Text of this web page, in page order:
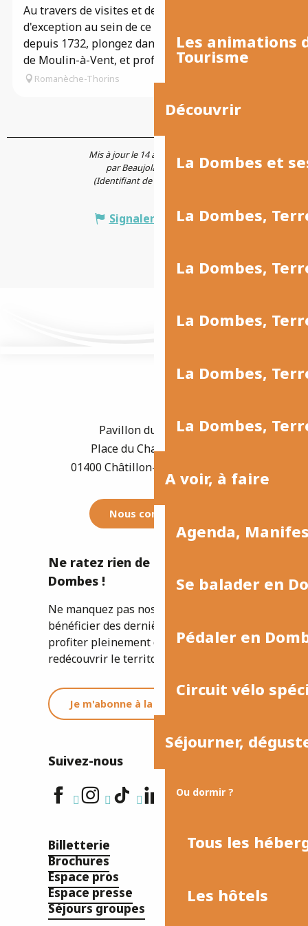
Les animations
Tourisme
Découvrir
La Dombes et
La Dombes,
La Dombes,
La Dombes,
La Dombes,
La Dombes,
A voir, à faire
Agenda,
Se balader en
Pédaler en
Circuit vélo
Séjourner,
Ou dormir ?
Tous les
Les hôtels
Au travers de visites et de dégustations
d'exception au sein de ce domaine de référence
depuis 1732, plongez dans l’essence des terroirs
de Moulin-à-Vent, et profitez de...
Romanèche-Thorins
Mis à jour le 14 avril 2025 à 12:30
par Beaujolais Tourisme
(Identifiant de l'offre :
Signaler une erreur
Pavillon du Tourisme
Place du Champ de Foire
01400 Châtillon-sur-Chalaronne
Nous contacter
Ne ratez rien de l'actualité de la
Dombes !
Ne manquez pas nos newsletters pour
bénéficier des dernières informations et
profiter pleinement de votre séjour ou
redécouvrir le territoire.
Je m'abonne à la newsletter
Suivez-nous
Billetterie
Brochures
Espace pros
Espace presse
Séjours groupes